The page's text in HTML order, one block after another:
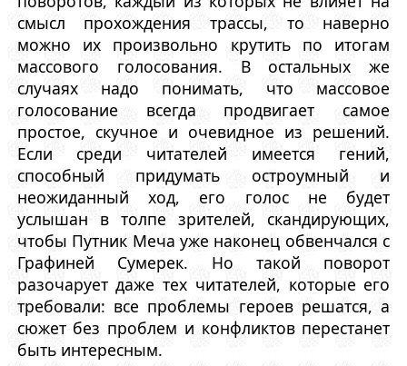
смысл прохождения трассы, то наверно
можно их произвольно крутить по итогам
массового голосования. В остальных же
случаях надо понимать, что массовое
голосование всегда продвигает самое
простое, скучное и очевидное из решений.
Если среди читателей имеется гений,
способный придумать остроумный и
неожиданный ход, его голос не будет
услышан в толпе зрителей, скандирующих,
чтобы Путник Меча уже наконец обвенчался с
Графиней Сумерек. Но такой поворот
разочарует даже тех читателей, которые его
требовали: все проблемы героев решатся, а
сюжет без проблем и конфликтов перестанет
быть интересным.